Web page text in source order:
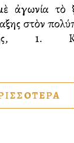
στὸν
1.